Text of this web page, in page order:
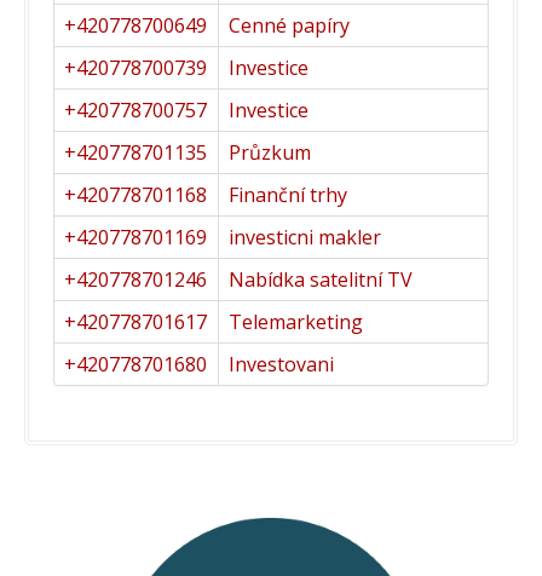
+420778700649
Cenné papíry
+420778700739
Investice
+420778700757
Investice
+420778701135
Průzkum
+420778701168
Finanční trhy
+420778701169
investicni makler
+420778701246
Nabídka satelitní TV
+420778701617
Telemarketing
+420778701680
Investovani